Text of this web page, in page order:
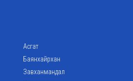
Асгат
Баянхайрхан
Завханмандал